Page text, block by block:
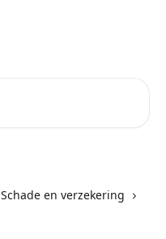
Schade en verzekering